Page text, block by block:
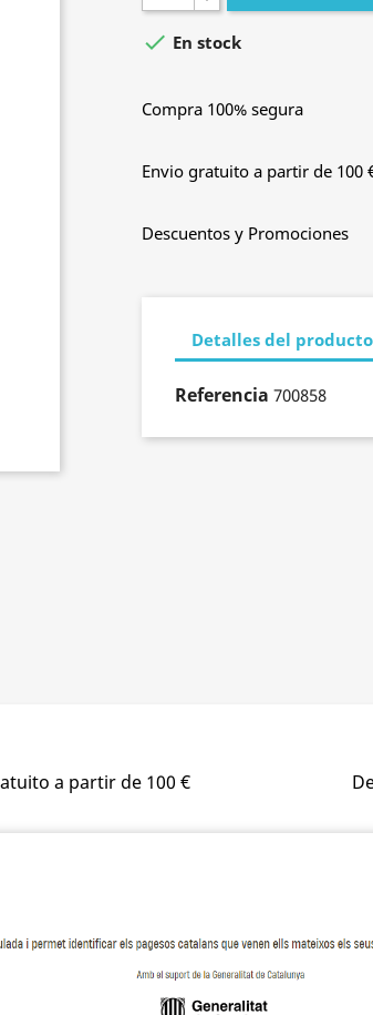
 En stock
Compra 100% segura
Envio gratuito a partir de 100
Descuentos y Promociones
Detalles del producto
Referencia 700858
a partir de 100 €